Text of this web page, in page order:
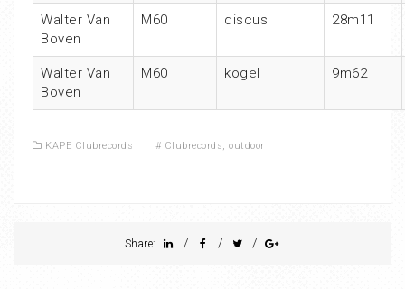
Walter Van
Boven
M60 discus 28m11
Walter Van
Boven
M60 kogel 9m62
KAPE Clubrecords # Clubrecords, outdoor
Share: / / /